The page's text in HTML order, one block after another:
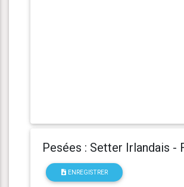
Pesées : Setter Irlandais -
ENREGISTRER